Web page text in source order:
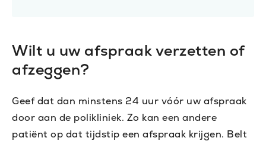
Wilt u uw afspraak verzetten of
afzeggen?
Geef dat dan minstens 24 uur vóór uw afspraak
door aan de polikliniek. Zo kan een andere
patiënt op dat tijdstip een afspraak krijgen. Belt